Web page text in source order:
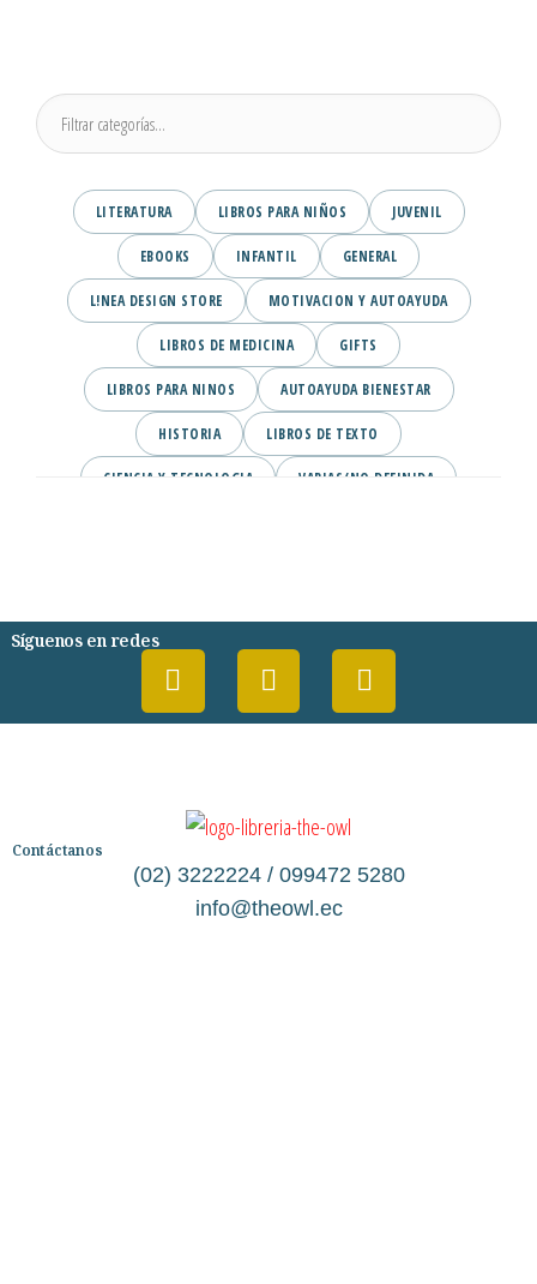
LITERATURA LIBROS PARA NIÑOS JUVENIL
EBOOKS INFANTIL GENERAL
L!NEA DESIGN STORE MOTIVACION Y AUTOAYUDA
LIBROS DE MEDICINA GIFTS
LIBROS PARA NINOS AUTOAYUDA BIENESTAR
HISTORIA LIBROS DE TEXTO
CIENCIA Y TECNOLOGIA VARIAS/NO DEFINIDA
Síguenos en redes
Contáctanos
(02) 3222224 / 099472 5280
info@theowl.ec